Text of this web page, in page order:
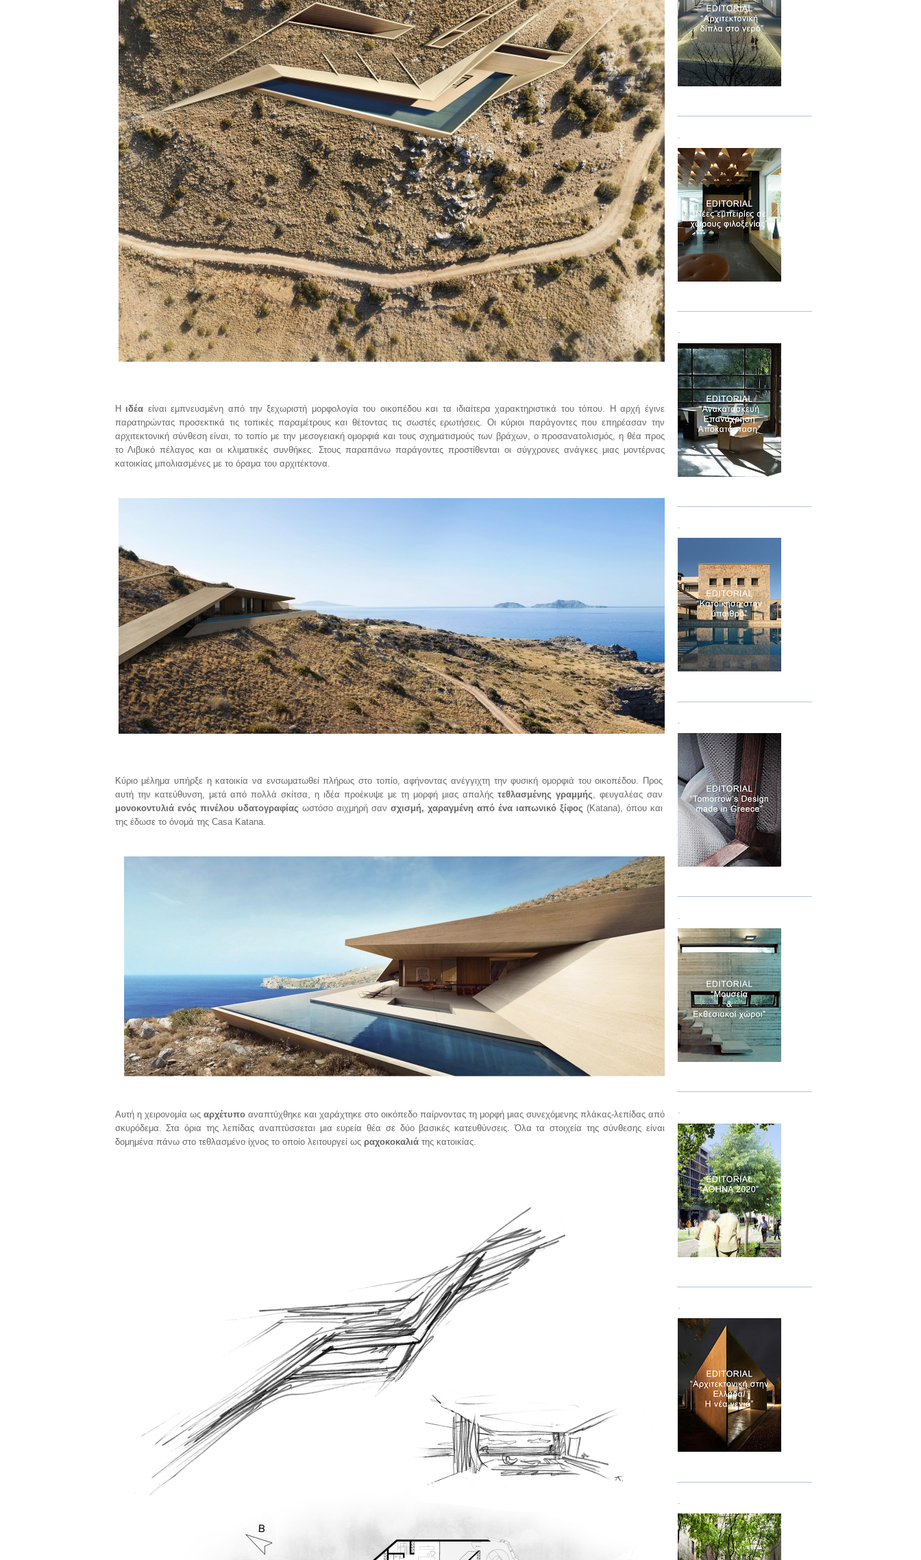
Η ιδέα είναι εμπνευσμένη από την ξεχωριστή μορφολογία του οικοπέδου και τα ιδιαίτερα χαρακτηριστικά του τόπου. Η αρχή έγινε
παρατηρώντας προσεκτικά τις τοπικές παραμέτρους και θέτοντας τις σωστές ερωτήσεις. Οι κύριοι παράγοντες που επηρέασαν την
αρχιτεκτονική σύνθεση είναι, το τοπίο με την μεσογειακή ομορφιά και τους σχηματισμούς των βράχων, ο προσανατολισμός, η θέα προς
το Λιβυκό πέλαγος και οι κλιματικές συνθήκες. Στους παραπάνω παράγοντες προστίθενται οι σύγχρονες ανάγκες μιας μοντέρνας
κατοικίας μπολιασμένες με το όραμα του αρχιτέκτονα.
Κύριο μέλημα υπήρξε η κατοικία να ενσωματωθεί πλήρως στο τοπίο, αφήνοντας ανέγγιχτη την φυσική ομορφιά του οικοπέδου. Προς
αυτή την κατεύθυνση, μετά από πολλά σκίτσα, η ιδέα προέκυψε με τη μορφή μιας απαλήςτεθλασμένης γραμμής, φευγαλέας σαν
μονοκοντυλιά ενός πινέλου υδατογραφίας ωστόσο αιχμηρή σαν σχισμή, χαραγμένη από ένα ιαπωνικό ξίφος (Katana), όπου και
της έδωσε το όνομά της Casa Katana.
Αυτή η χειρονομία ως αρχέτυπο αναπτύχθηκε και χαράχτηκε στο οικόπεδο παίρνοντας τη μορφή μιας συνεχόμενης πλάκας-λεπίδας από
σκυρόδεμα. Στα όρια της λεπίδας αναπτύσσεται μια ευρεία θέα σε δύο βασικές κατευθύνσεις. Όλα τα στοιχεία της σύνθεσης είναι
δομημένα πάνω στο τεθλασμένο ίχνος το οποίο λειτουργεί ως ραχοκοκαλιά της κατοικίας.
.
.
.
.
.
.